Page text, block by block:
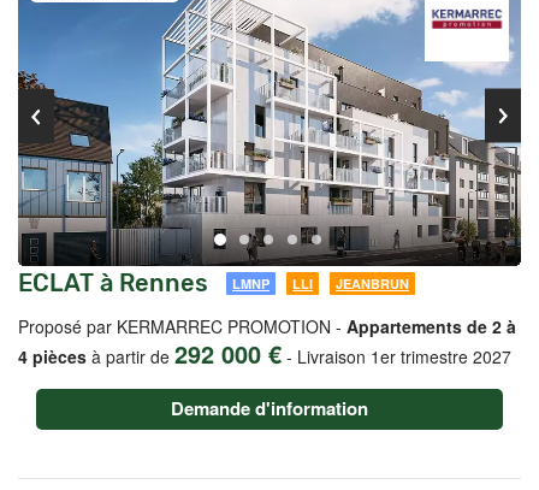
ECLAT à Rennes LMNP LLI JEANBRUN
Proposé par KERMARREC PROMOTION - Appartements de 2 à
4 pièces à partir de 292 000 € - Livraison 1er trimestre 2027
Demande d'information